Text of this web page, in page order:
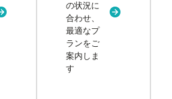
新規タブまたはウィンドウで開く
の状況に
合わせ、
最適なプ
ランをご
案内しま
す
新規タブま